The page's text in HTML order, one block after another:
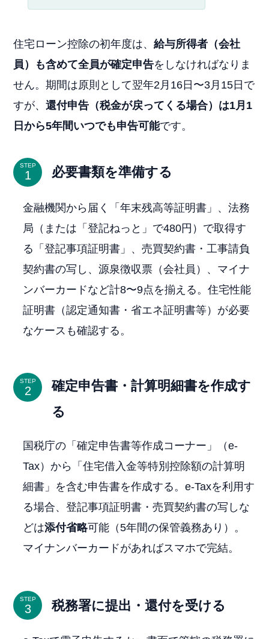
住宅ローン控除の初年度は、給与所得者（会社
員）も含めて全員が確定申告をしなければなりま
せん。期間は原則として翌年2月16日〜3月15日で
すが、還付申告（税金が戻ってくる場合）は1月1
日から5年間いつでも申告可能です。
STEP 必要書類を準備する
金融機関から届く「年末残高等証明書」、法務
局（または「登記ねっと」で480円）で取得す
る「登記事項証明書」、売買契約書・工事請負
契約書の写し、源泉徴収票（会社員）、マイナ
ンバーカードなど計8〜9点を揃える。住宅性能
証明書（認定通知書・省エネ証明書等）が必要
なケースも確認する。
STEP
確定申告書・計算明細書を作成す
る
国税庁の「確定申告書等作成コーナー」（e-
Tax）から「住宅借入金等特別控除額の計算明
細書」を含む申告書を作成する。e-Taxを利用す
る場合、登記事項証明書・売買契約書の写しな
どは添付省略可能（5年間の保管義務あり）。
マイナンバーカードがあればスマホで完結。
STEP 税務署に提出・還付を受ける